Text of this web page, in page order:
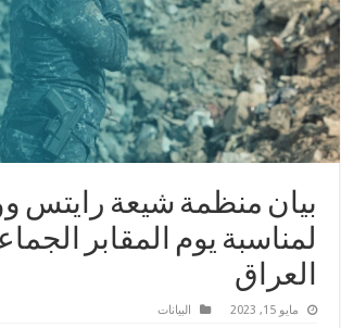
بيان منظمة شيعة رايتس
لمناسبة يوم المقابر
العراق
مايو 15, 2023 البیانات